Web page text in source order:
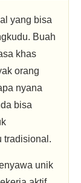
yang bisa
Buah
khas
orang
nyana
bisa
tradisional.
unik